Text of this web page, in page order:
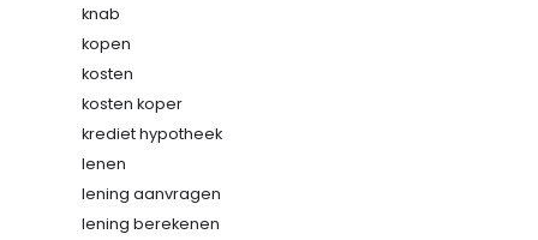
knab
kopen
kosten
kosten koper
krediet hypotheek
lenen
lening aanvragen
lening berekenen